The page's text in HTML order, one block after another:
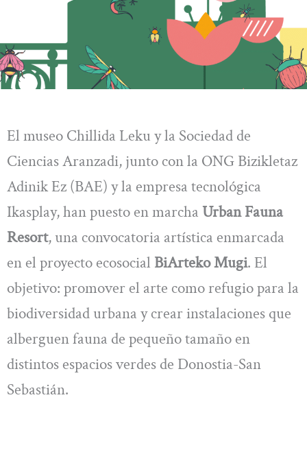
El museo Chillida Leku y la Sociedad de
Ciencias Aranzadi, junto con la ONG Bizikletaz
Adinik Ez (BAE) y la empresa tecnológica
Ikasplay, han puesto en marcha Urban Fauna
Resort, una convocatoria artística enmarcada
en el proyecto ecosocial BiArteko Mugi. El
objetivo: promover el arte como refugio para la
biodiversidad urbana y crear instalaciones que
alberguen fauna de pequeño tamaño en
distintos espacios verdes de Donostia-San
Sebastián.